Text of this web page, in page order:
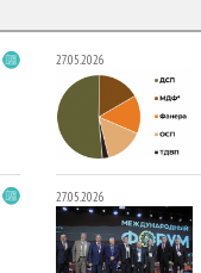
27.05.2026
27.05.2026